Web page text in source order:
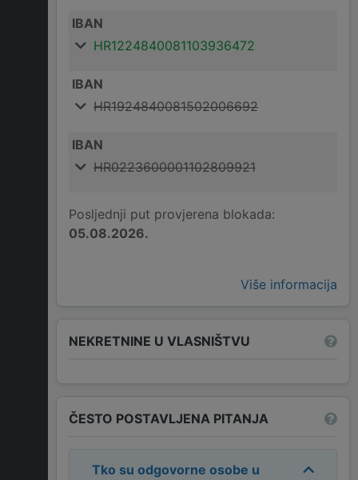
IBAN
HR1224840081103936472
IBAN
HR1924840081502006692
IBAN
HR0223600001102809921
Posljednji put provjerena blokada:
05.08.2026.
Više informacija
NEKRETNINE U VLASNIŠTVU
ČESTO POSTAVLJENA PITANJA
Tko su odgovorne osobe u